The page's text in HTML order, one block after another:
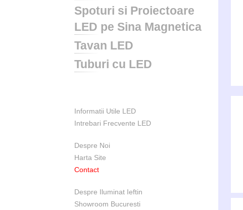
Spoturi si Proiectoare
LED pe Sina Magnetica
Tavan LED
Tuburi cu LED
Informatii Utile LED
Intrebari Frecvente LED
Despre Noi
Harta Site
Contact
Despre Iluminat Ieftin
Showroom Bucuresti